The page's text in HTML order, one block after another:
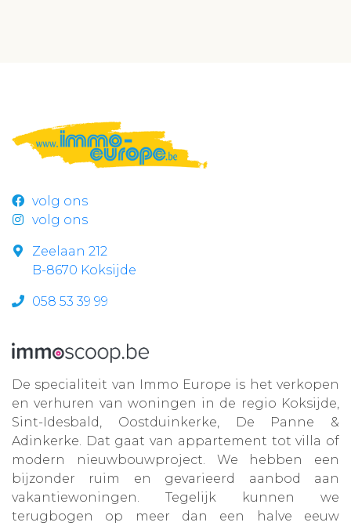
volg ons
volg ons
Zeelaan 212
B-8670 Koksijde
058 53 39 99
De specialiteit van Immo Europe is het verkopen
en verhuren van woningen in de regio Koksijde,
Sint-Idesbald, Oostduinkerke, De Panne &
Adinkerke. Dat gaat van appartement tot villa of
modern nieuwbouwproject. We hebben een
bijzonder ruim en gevarieerd aanbod aan
vakantiewoningen. Tegelijk kunnen we
terugbogen op meer dan een halve eeuw